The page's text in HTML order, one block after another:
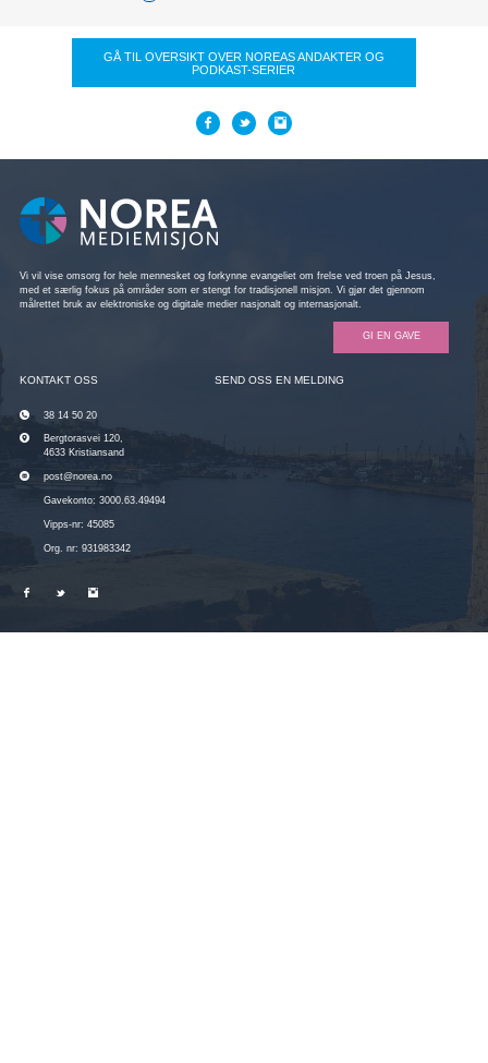
GÅ TIL OVERSIKT OVER NOREAS ANDAKTER OG
PODKAST-SERIER
Vi vil vise omsorg for hele mennesket og forkynne evangeliet om frelse ved troen på Jesus,
med et særlig fokus på områder som er stengt for tradisjonell misjon. Vi gjør det gjennom
målrettet bruk av elektroniske og digitale medier nasjonalt og internasjonalt.
GI EN GAVE
KONTAKT OSS
38 14 50 20
Bergtorasvei 120,
4633 Kristiansand
post@norea.no
Gavekonto: 3000.63.49494
Vipps-nr: 45085
Org. nr: 931983342
SEND OSS EN MELDING